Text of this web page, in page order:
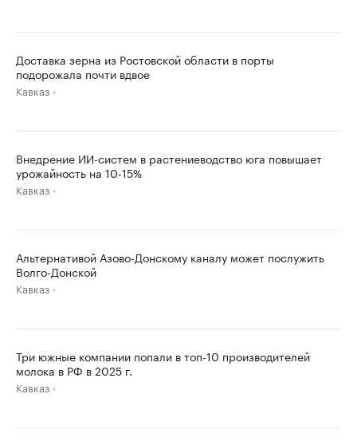
Доставка зерна из Ростовской области в порты
подорожала почти вдвое
Кавказ
Внедрение ИИ-систем в растениеводство юга повышает
урожайность на 10-15%
Кавказ
Альтернативой Азово-Донскому каналу может послужить
Волго-Донской
Кавказ
Три южные компании попали в топ-10 производителей
молока в РФ в 2025 г.
Кавказ